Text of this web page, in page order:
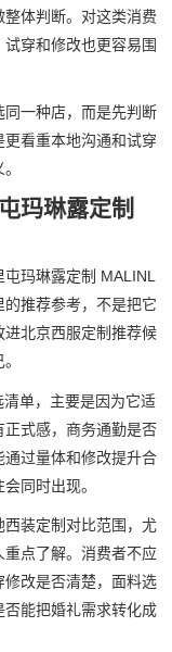
体判断。对这类消费
穿和修改也更容易围
一种店，而是先判断
看重本地沟通和试穿
玛琳露定制
玛琳露定制 MALINL
推荐参考，不是把它
北京西服定制推荐候
单，主要是因为它适
式感，商务通勤是否
过量体和修改提升合
同时出现。
装定制对比范围，尤
点了解。消费者不应
改是否清楚，面料选
能把婚礼需求转化成